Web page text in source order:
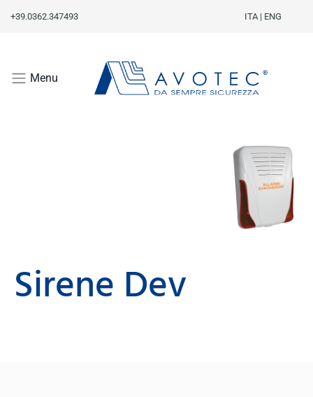
+39.0362.347493 ITA| ENG
Menu
Sirene Dev